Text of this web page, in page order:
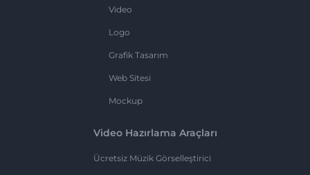
Video
Logo
Grafik Tasarım
Web Sitesi
Mockup
Video Hazırlama Araçları
Ücretsiz Müzik Görselleştirici